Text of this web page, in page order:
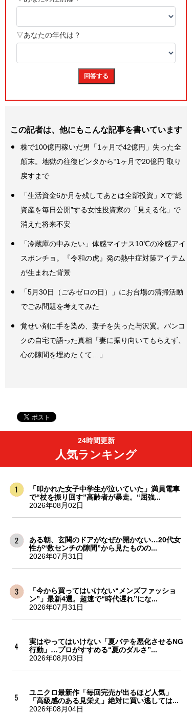
この記者は、他にもこんな記事を書いています
株で100億円稼いだ男「1ヶ月で42億円」失った全
顛末。地獄の往復ビンタから“1ヶ月で20億円”取り
戻すまで
「生活資金6か月を残してあとは全部投資」Xで“総
資産を毎日公開”する女性投資家の「見える化」で
消えた将来不安
「冷蔵庫の中みたい」体感マイナス10℃の冷感アイ
スポンチョ。『令和の虎』発の熱中症対策アイテム
が生まれた背景
「5月30日（ごみゼロの日）」にお台場の清掃活動
でごみ問題を考えてみた
覚せい剤に手を染め、妻子を失った与沢翼。バンコ
クの自宅で語った真相「妻に振り向いてもらえず、
心の隙間を埋めたくて…」
24時間更新
人気ランキング
「叩かれた女子中学生が泣いていた」満員電車
で“杖を振り回す”高齢者が暴走。“屈強...
2026年08月02日
ある朝、玄関のドアがなぜか開かない…20代女
性が“数センチの隙間”から見たものの...
2026年07月31日
「今から買ってはいけない“メンズファッショ
ン”」最新4選。超速で“時代遅れ”にな...
2026年07月31日
実はやってはいけない「夏バテを悪化させるNG
行動」…プロがすすめる“夏のダルさ”...
2026年08月03日
ユニクロ最新作「毎回完売が出るほど人気」
「高級感のある見栄え」絶対に買い逃しては...
2026年08月04日